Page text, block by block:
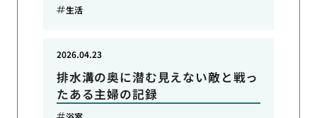
生活
排水溝の奥に潜む見えない敵と戦っ
たある主婦の記録
2026.04.23